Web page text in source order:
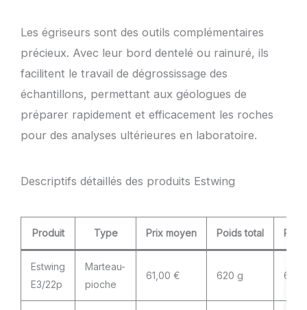
Les égriseurs sont des outils complémentaires
précieux. Avec leur bord dentelé ou rainuré, ils
facilitent le travail de dégrossissage des
échantillons, permettant aux géologues de
préparer rapidement et efficacement les roches
pour des analyses ultérieures en laboratoire.
Descriptifs détaillés des produits Estwing
Produit Type Prix moyen Poids total
Estwing
E3/22p
Marteau-
pioche
61,00 € 620 g 616